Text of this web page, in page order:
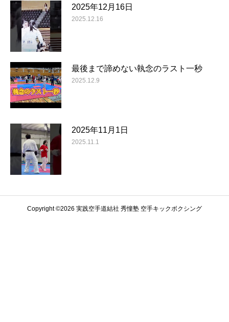
2025年12月16日
2025.12.16
最後まで諦めない執念のラスト一秒
2025.12.9
2025年11月1日
2025.11.1
Copyright ©️2026 実践空手道結社 秀憧塾 空手キックボクシング